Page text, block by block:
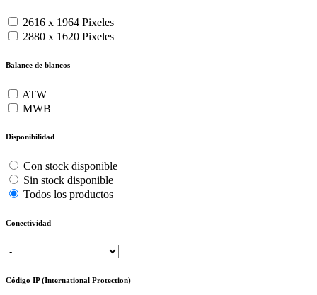
2616 x 1964 Pixeles
2880 x 1620 Pixeles
Balance de blancos
ATW
MWB
Disponibilidad
Con stock disponible
Sin stock disponible
Todos los productos
Conectividad
Código IP (International Protection)